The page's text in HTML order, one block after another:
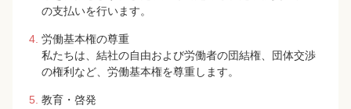
の支払いを行います。
労働基本権の尊重
私たちは、結社の自由および労働者の団結権、団体交渉
の権利など、労働基本権を尊重します。
教育・啓発